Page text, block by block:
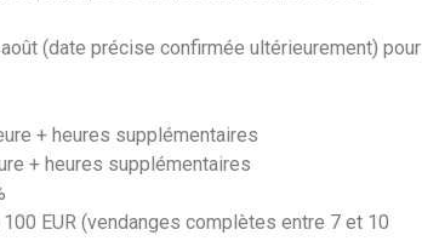
(date précise confirmée ultérieurement) pour
+ heures supplémentaires
+ heures supplémentaires
EUR (vendanges complètes entre 7 et 10